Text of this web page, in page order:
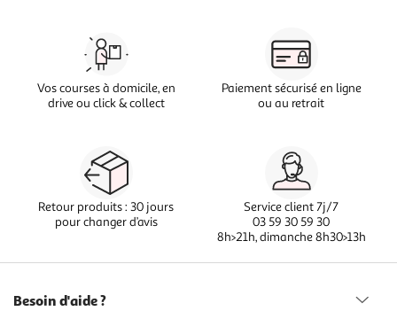
Vos courses à domicile, en
drive ou click & collect
Paiement sécurisé en ligne
ou au retrait
Retour produits : 30 jours
pour changer d’avis
Service client 7j/7
03 59 30 59 30
8h>21h, dimanche 8h30>13h
Besoin d'aide ?